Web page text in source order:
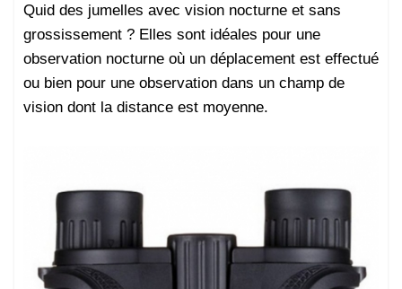
Quid des jumelles avec vision nocturne et sans
grossissement ? Elles sont idéales pour une
observation nocturne où un déplacement est effectué
ou bien pour une observation dans un champ de
vision dont la distance est moyenne.